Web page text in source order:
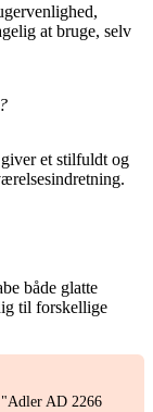
at bruge, selv
et stilfuldt og
både glatte
til forskellige
"Adler AD 2266